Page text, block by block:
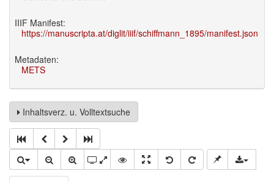
IIIF Manifest:
https://manuscripta.at/diglit/iiif/schiffmann_1895/manifest.json
Metadaten:
METS
Inhaltsverz. u. Volltextsuche